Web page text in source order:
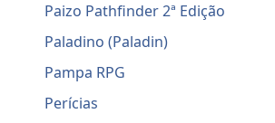
Paizo Pathfinder 2ª Edição
Paladino (Paladin)
Pampa RPG
Perícias